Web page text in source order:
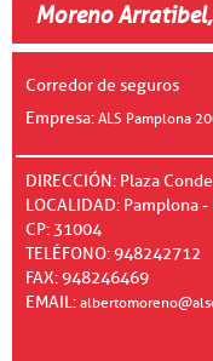
Moreno
Corredor de seguros
Empresa:ALS Pamplona
DIRECCIÓN: Plaza
LOCALIDAD: Pamplona -
CP: 31004
TELÉFONO: 948242712
FAX: 948246469
EMAIL: